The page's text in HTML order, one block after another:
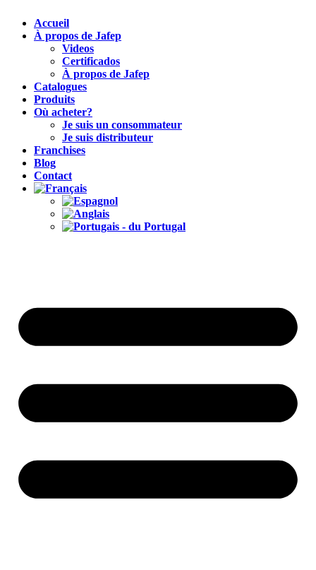
Accueil
À propos de Jafep
Videos
Certificados
À propos de Jafep
Catalogues
Produits
Où acheter?
Je suis un consommateur
Je suis distributeur
Franchises
Blog
Contact